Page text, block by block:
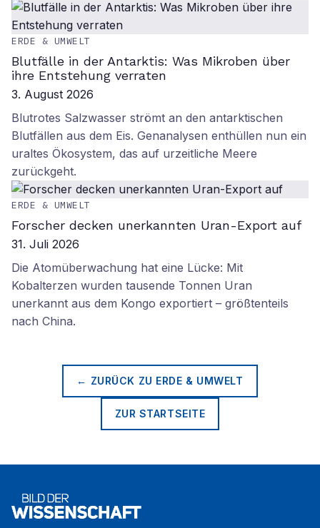
ERDE & UMWELT
Blutfälle in der Antarktis: Was Mikroben über
ihre Entstehung verraten
3. August 2026
Blutrotes Salzwasser strömt an den antarktischen
Blutfällen aus dem Eis. Genanalysen enthüllen nun ein
uraltes Ökosystem, das auf urzeitliche Meere
zurückgeht.
ERDE & UMWELT
Forscher decken unerkannten Uran-Export auf
31. Juli 2026
Die Atomüberwachung hat eine Lücke: Mit
Kobalterzen wurden tausende Tonnen Uran
unerkannt aus dem Kongo exportiert – größtenteils
nach China.
← ZURÜCK ZU ERDE & UMWELT
ZUR STARTSEITE